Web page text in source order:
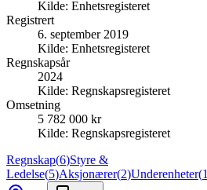
Kilde: Enhetsregisteret
Registrert
6. september 2019
Kilde: Enhetsregisteret
Regnskapsår
2024
Kilde: Regnskapsregisteret
Omsetning
5 782 000 kr
Kilde: Regnskapsregisteret
Regnskap(6)Styre &
Ledelse(5)Aksjonærer(2)Underenheter(1